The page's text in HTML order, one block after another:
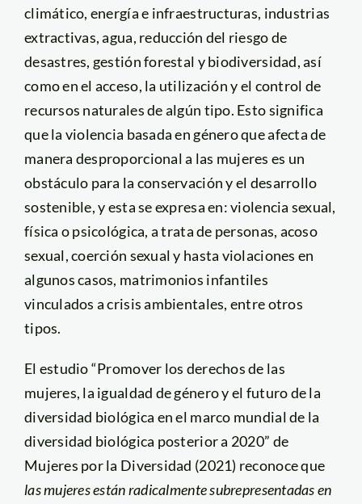
climático, energía e infraestructuras, industrias
extractivas, agua, reducción del riesgo de
desastres, gestión forestal y biodiversidad, así
como en el acceso, la utilización y el control de
recursos naturales de algún tipo. Esto significa
que la violencia basada en género que afecta de
manera desproporcional a las mujeres es un
obstáculo para la conservación y el desarrollo
sostenible, y esta se expresa en: violencia sexual,
física o psicológica, a trata de personas, acoso
sexual, coerción sexual y hasta violaciones en
algunos casos, matrimonios infantiles
vinculados a crisis ambientales, entre otros
tipos.
El estudio “Promover los derechos de las
mujeres, la igualdad de género y el futuro de la
diversidad biológica en el marco mundial de la
diversidad biológica posterior a 2020” de
Mujeres por la Diversidad (2021) reconoce que
las mujeres están radicalmentesubrepresentadas en